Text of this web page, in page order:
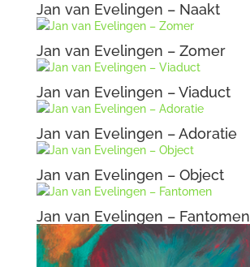
Jan van Evelingen – Naakt
Jan van Evelingen – Zomer
Jan van Evelingen – Viaduct
Jan van Evelingen – Adoratie
Jan van Evelingen – Object
Jan van Evelingen – Fantomen